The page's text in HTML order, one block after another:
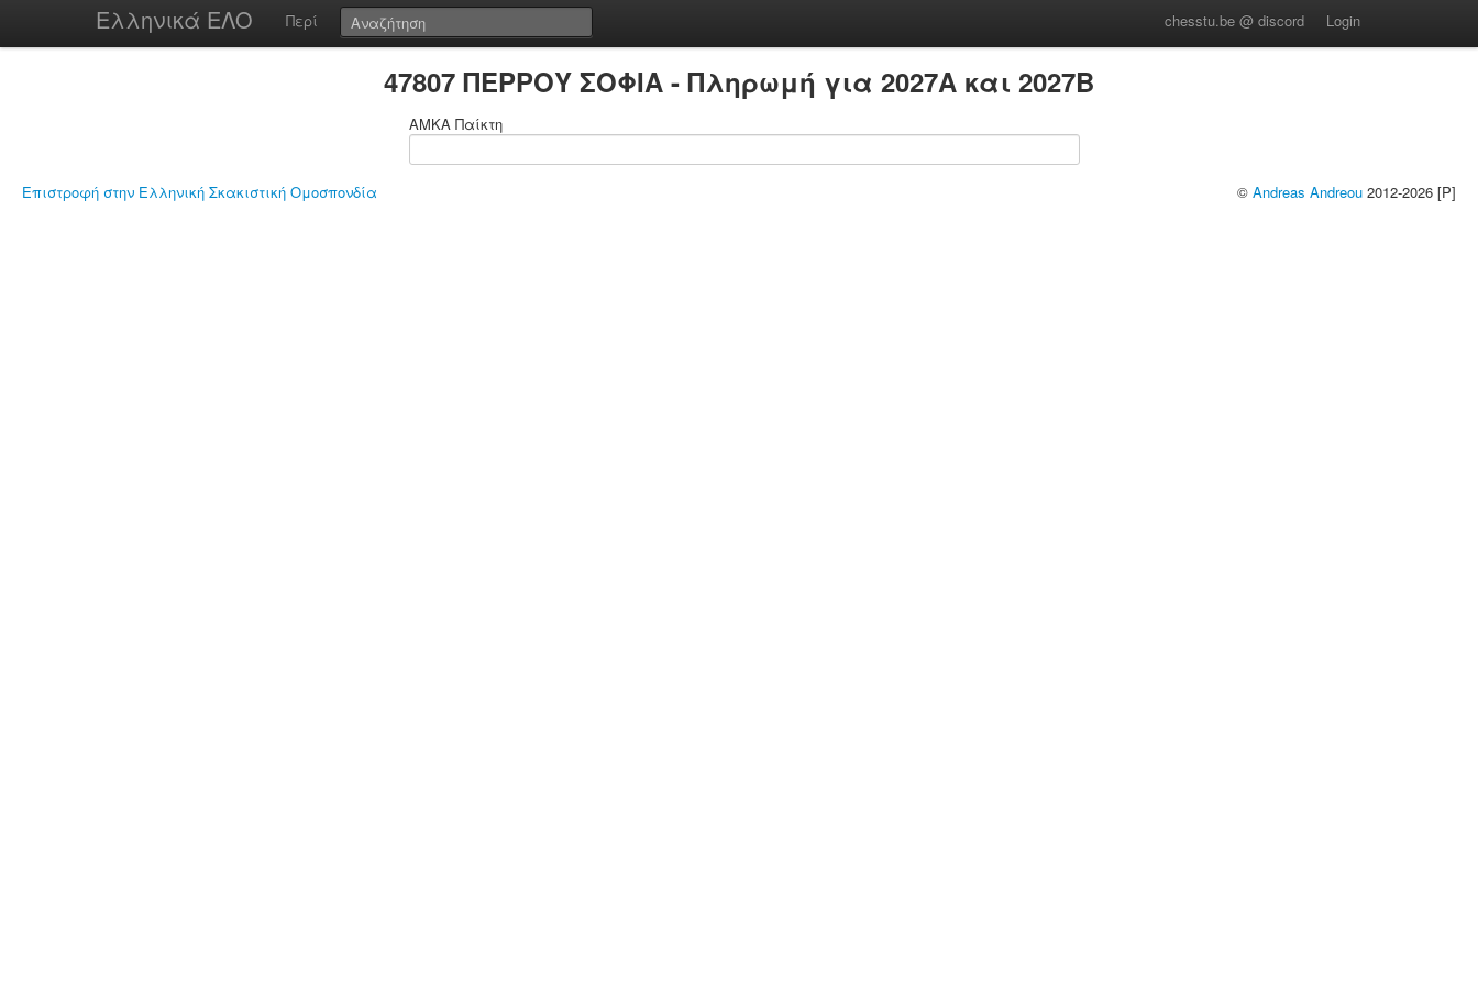
Ελληνικά ΕΛΟ Περί chesstu.be @ discord Login
47807 ΠΕΡΡΟΥ ΣΟΦΙΑ - Πληρωμή για 2027A και 2027B
ΑΜΚΑ Παίκτη
Επιστροφή στην Ελληνική Σκακιστική Ομοσπονδία © Andreas Andreou 2012-2026 [P]